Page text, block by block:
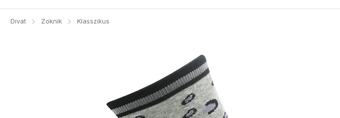
Divat / Zoknik / Klasszikus